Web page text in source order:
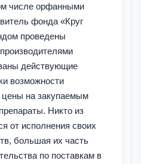
числе орфанными
фонда «Круг
проведены
действующие
возможности
на закупаемым
Никто из
от исполнения своих
большая их часть
по поставкам в